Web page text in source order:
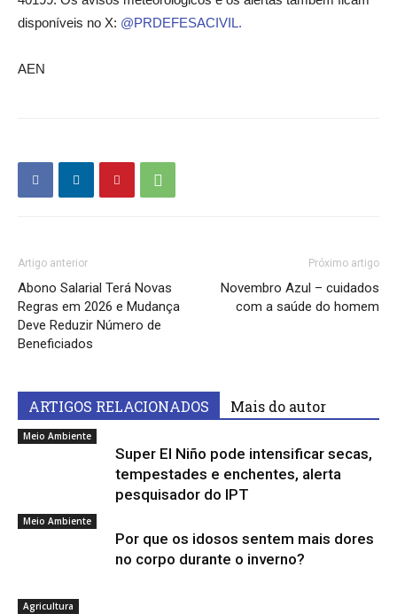
disponíveis no X: @PRDEFESACIVIL.
AEN
Artigo anterior
Abono Salarial Terá Novas
Regras em 2026 e Mudança
Deve Reduzir Número de
Beneficiados
Próximo artigo
Novembro Azul – cuidados
com a saúde do homem
ARTIGOS RELACIONADOS Mais do autor
Meio Ambiente
Super El Niño pode intensificar secas,
tempestades e enchentes, alerta
pesquisador do IPT
Meio Ambiente
Por que os idosos sentem mais dores
no corpo durante o inverno?
Agricultura